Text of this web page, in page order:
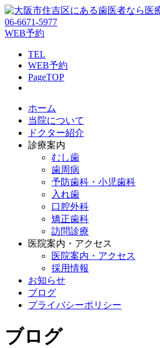
06-6671-5977
WEB予約
TEL
WEB予約
PageTOP
ホーム
当院について
ドクター紹介
診療案内
むし歯
歯周病
予防歯科・小児歯科
入れ歯
口腔外科
矯正歯科
訪問診療
医院案内・アクセス
医院案内・アクセス
採用情報
お知らせ
ブログ
プライバシーポリシー
ブログ